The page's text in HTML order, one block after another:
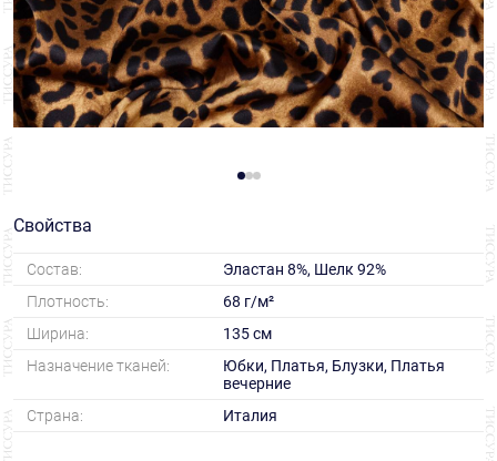
Свойства
Состав:
Эластан 8%, Шелк 92%
Плотность:
68 г/м²
Ширина:
135 см
Назначение тканей:
Юбки, Платья, Блузки, Платья
вечерние
Страна:
Италия